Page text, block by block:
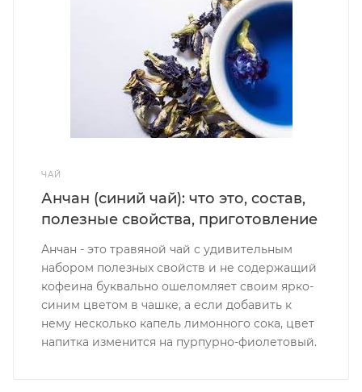
ЧАЙ
Анчан (синий чай): что это, состав,
полезные свойства, приготовление
Анчан - это травяной чай с удивительным
набором полезных свойств и не содержащий
кофеина буквально ошеломляет своим ярко-
синим цветом в чашке, а если добавить к
нему несколько капель лимонного сока, цвет
напитка изменится на пурпурно-фиолетовый.